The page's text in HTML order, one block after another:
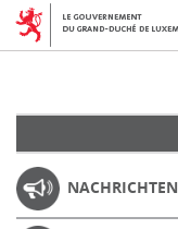
NACHRICHTEN